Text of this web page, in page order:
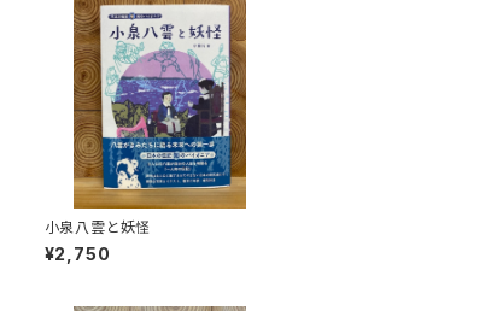
小泉八雲と妖怪
¥2,750